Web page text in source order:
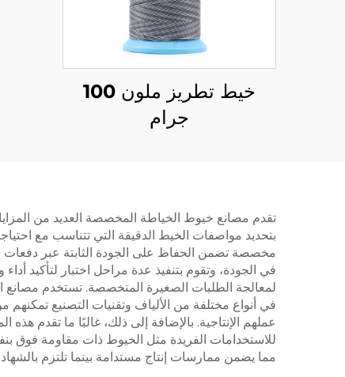
خيط تطريز ملون 100
جرام
تقدم مصانع خيوط الخياطة المخصصة العديد من
بتحديد مواصفات الخيط الدقيقة التي تتناسب مع
مخصصة تضمن الحفاظ على الجودة الثابتة عبر دفعات
في الجودة، وتقوم بتنفيذ عدة مراحل اختبار لتأكيد
لمعالجة الطلبات الصغيرة المتخصصة. تستخدم مصانع
في أنواع مختلفة من الألياف وتقنيات التصنيع
عملهم الإنتاجية. بالإضافة إلى ذلك، غالبًا ما تقدم
للاستخدامات الفريدة مثل الخيوط ذات مقاومة فوق
مما يضمن ممارسات إنتاج مستدامة بينما تلتزم